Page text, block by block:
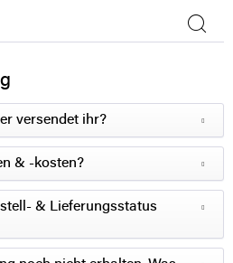
versendet ihr?
& -kosten?
& Lieferungsstatus